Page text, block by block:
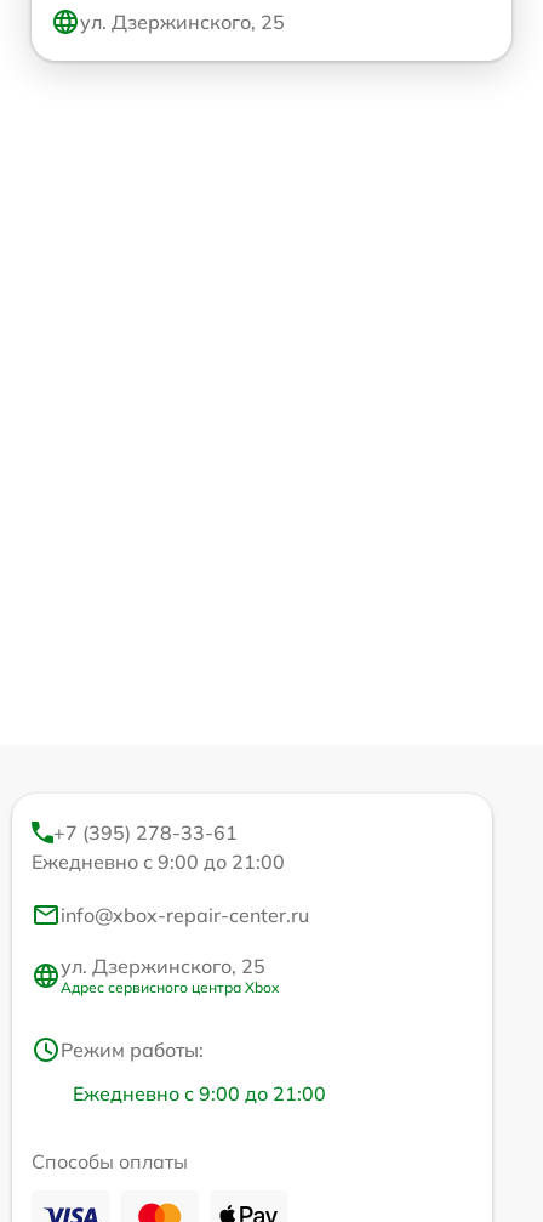
ул. Дзержинского, 25
+7 (395) 278-33-61
Ежедневно с 9:00 до 21:00
info@xbox-repair-center.ru
ул. Дзержинского, 25
Адрес сервисного центра Xbox
Режим работы:
Ежедневно с 9:00 до 21:00
Способы оплаты